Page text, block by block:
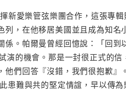
新愛樂管弦樂團合作，這張專
，在他移居美國並且成為知名
。帕爾曼曾經回憶說：「回到
的機會。那是一封很正式的
們回答『沒錯，我們很抱歉』
患難與共的堅定情誼，早以傳為